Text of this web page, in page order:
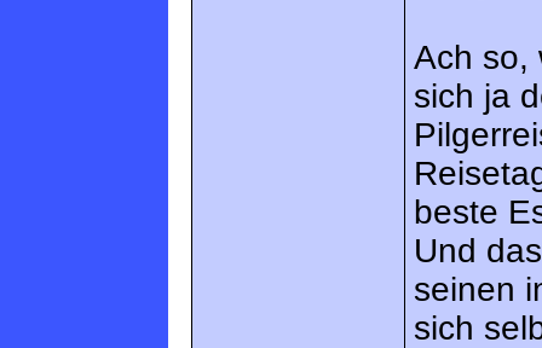
Ach so,
sich ja
beste
Und
seinen
sich